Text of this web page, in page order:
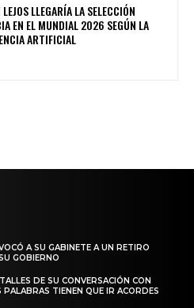
LLEGARÍA LA SELECCIÓN
EN EL MUNDIAL 2026 SEGÚN LA
ARTIFICIAL
A SU GABINETE A UN RETIRO
GOBIERNO
DE SU CONVERSACIÓN CON
TIENEN QUE IR ACORDES